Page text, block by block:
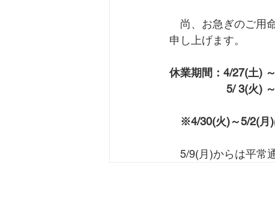
尚、お急ぎのご用
申し上げます。
休業期間：4/27(土)
5/ 3(火) ～
※4/30(火)～5/2(月)
5/9(月)からは平常